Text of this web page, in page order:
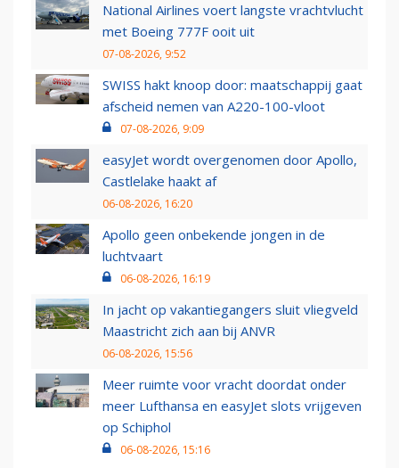
National Airlines voert langste vrachtvlucht
met Boeing 777F ooit uit
07-08-2026, 9:52
SWISS hakt knoop door: maatschappij gaat
afscheid nemen van A220-100-vloot
07-08-2026, 9:09
easyJet wordt overgenomen door Apollo,
Castlelake haakt af
06-08-2026, 16:20
Apollo geen onbekende jongen in de
luchtvaart
06-08-2026, 16:19
In jacht op vakantiegangers sluit vliegveld
Maastricht zich aan bij ANVR
06-08-2026, 15:56
Meer ruimte voor vracht doordat onder
meer Lufthansa en easyJet slots vrijgeven
op Schiphol
06-08-2026, 15:16